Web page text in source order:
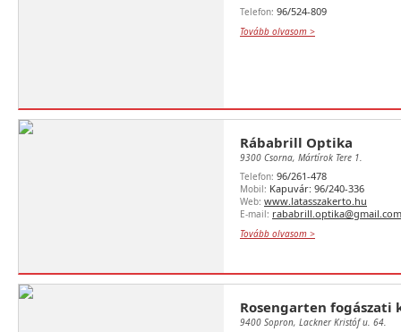
Telefon: 96/524-809
Tovább olvasom >
Rábabrill Optika
9300 Csorna, Mártírok Tere 1.
Telefon: 96/261-478
Mobil: Kapuvár: 96/240-336
Web: www.latasszakerto.hu
E-mail: rababrill.optika@gmail.com
Tovább olvasom >
Rosengarten fogászati
9400 Sopron, Lackner Kristóf u. 64.